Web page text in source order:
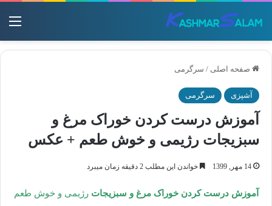
صفحه اصلی / سرگرمی
آشپزی سرگرمی
آموزش درست کردن خوراک مرغ و
سبزیجات رژیمی و خوش طعم + عکس
14 مهر, 1399 خواندن این مطلب 2 دقیقه زمان میبرد
آموزش درست کردن خوراک مرغ و سبزیجات رژیمی و خوش طعم